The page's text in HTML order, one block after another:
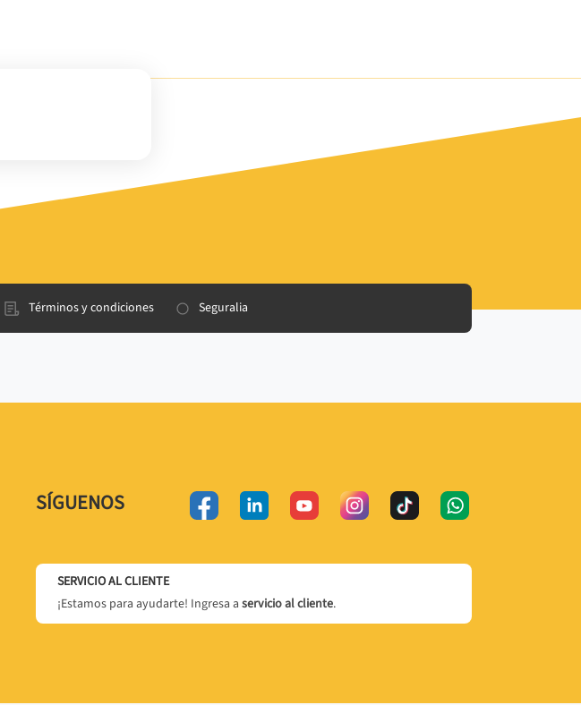
Términos y condiciones Seguralia
SÍGUENOS
SERVICIO AL CLIENTE
¡Estamos para ayudarte! Ingresa a servicio al cliente.